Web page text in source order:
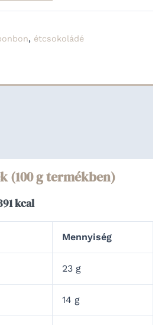
, étcsokoládé
(100 g termékben)
kcal
Mennyiség
23 g
14 g